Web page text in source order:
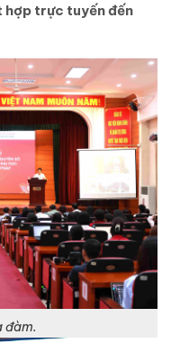
trực tuyến đến
đàm.